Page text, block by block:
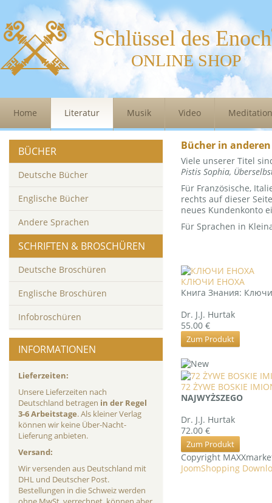
Schlüssel des Enoch
ONLINE SHOP
Home Literatur Musik Video Meditation
BÜCHER
Deutsche Bücher
Englische Bücher
Andere Sprachen
SCHRIFTEN & BROSCHÜREN
Deutsche Broschüren
Englische Broschüren
Infobroschüren
INFORMATIONEN
Lieferzeiten:
Unsere Lieferzeiten nach
Deutschland betragen in der Regel
3-6 Arbeitstage. Als kleiner Verlag
können wir keine Über-Nacht-
Lieferung anbieten.
Versand:
Wir versenden aus Deutschland mit
DHL und Deutscher Post.
Bestellungen in die Schweiz werden
Bücher in
Viele unserer Titel
Pistis Sophia,
Für Französische,
rechts auf dieser
neues Kundenkonto
Für Sprachen in
КЛЮЧИ ЕНОХА
Книга Знания:
Dr. J.J. Hurtak
55.00 €
Zum Produkt
72 ŻYWE BOSKIE
NAJWYŻSZEGO
Dr. J.J. Hurtak
72.00 €
Zum Produkt
Copyright
JoomShopping